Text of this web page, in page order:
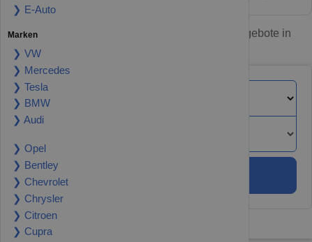
❯ E-Auto
Marken
❯ VW
❯ Mercedes
❯ Tesla
❯ BMW
❯ Audi
❯ Opel
❯ Bentley
❯ Chevrolet
❯ Chrysler
❯ Citroen
❯ Cupra
Gebrauchte Autos finden oder inserieren – Angebote in